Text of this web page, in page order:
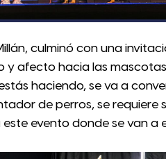
culminó con una
y afecto hacia las
haciendo, se va a
de perros, se requiere
evento donde se van a